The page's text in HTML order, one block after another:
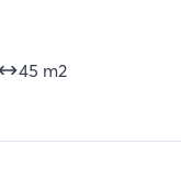
45 m2